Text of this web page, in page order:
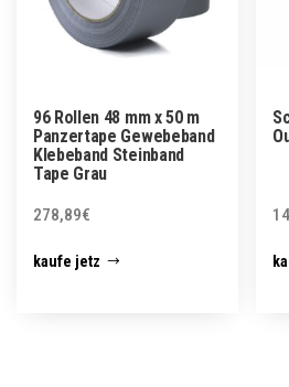
96 Rollen 48 mm x 50 m
Panzertape Gewebeband
Klebeband Steinband
Tape Grau
278,89€
kaufe jetz